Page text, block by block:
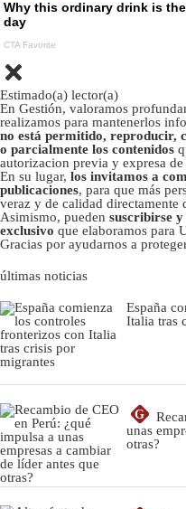
Estimado(a) lector(a)
En Gestión, valoramos
realizamos para mantenerlos
no está permitido, reproducir,
o parcialmente los contenidos
autorizacion previa y expresa
En su lugar, los invitamos a
publicaciones, para que más
veraz y de calidad directamente
Asimismo, pueden suscribirse
exclusivo que elaboramos para
Gracias por ayudarnos a
últimas noticias
España
Italia tras
G
unas
otras?